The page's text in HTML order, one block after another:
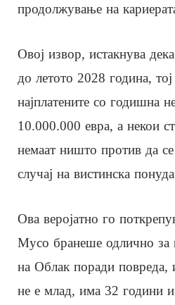
продолжување на
Овој извор, истакнува
до летото 2028 година,
најплатените со годишна
10.000.000 евра, а некои
немаат ништо против да
случај на вистинска
Ова веројатно го
Мусо бранеше одлично за
на Облак поради повреда,
не е млад, има 32 години